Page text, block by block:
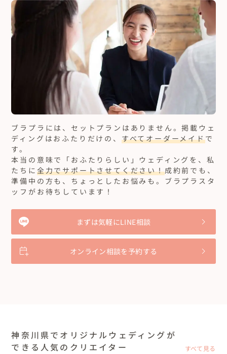
ブラプラには、セットプランはありません。掲載ウェ
ディングはおふたりだけの、 すべてオーダーメイドで
す。
本当の意味で「おふたりらしい」ウェディングを、私
たちに 全力でサポートさせてください！成約前でも、
準備中の方も、ちょっとしたお悩みも。ブラプラスタ
ッフがお待ちしています！
まずは気軽にLINE相談
オンライン相談を予約する
神奈川県でオリジナルウェディングが
できる人気のクリエイター
すべて見る